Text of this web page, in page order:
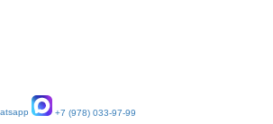
+7 (978) 033-97-99